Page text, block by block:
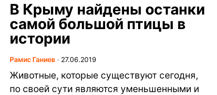
В Крыму найдены останки
самой большой птицы в
истории
Рамис Ганиев ∙ 27.06.2019
Животные, которые существуют сегодня,
по своей сути являются уменьшенными и